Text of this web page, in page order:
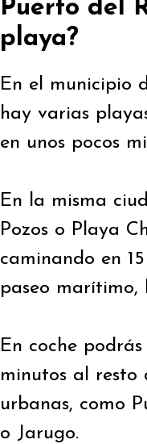
Puerto del
playa?
En el municipio
hay varias
en unos pocos
En la misma
Pozos o Playa
caminando en
paseo marítimo,
En coche
minutos al resto
urbanas, como
o Jarugo.